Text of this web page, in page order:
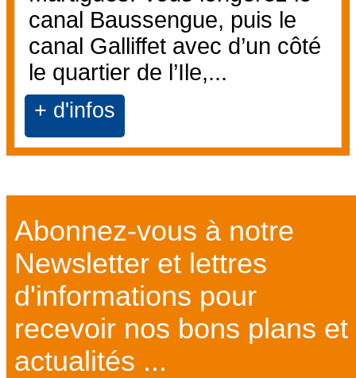
canal Baussengue, puis le
canal Galliffet avec d’un côté
le quartier de l’Ile,...
+ d'infos
Abonnez-vous à notre
Newsletter et lettres
d'informations pour
recevoir nos bons plans et
actualités ...